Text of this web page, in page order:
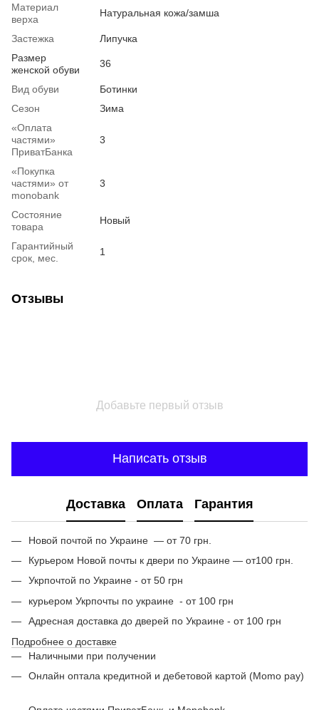
Материал
верха
Натуральная кожа/замша
Застежка
Липучка
Размер
женской обуви
36
Вид обуви
Ботинки
Сезон
Зима
«Оплата
частями»
ПриватБанка
3
«Покупка
частями» от
monobank
3
Состояние
товара
Новый
Гарантийный
срок, мес.
1
Отзывы
Добавьте первый отзыв
Написать отзыв
Доставка Оплата Гарантия
Новой почтой по Украине — от 70 грн.
Курьером Новой почты к двери по Украине — от100 грн.
Укрпочтой по Украине - от 50 грн
курьером Укрпочты по украине - от 100 грн
Адресная доставка до дверей по Украине - от 100 грн
Подробнее о доставке
Наличными при получении
Онлайн оптала кредитной и дебетовой картой (Momo pay)